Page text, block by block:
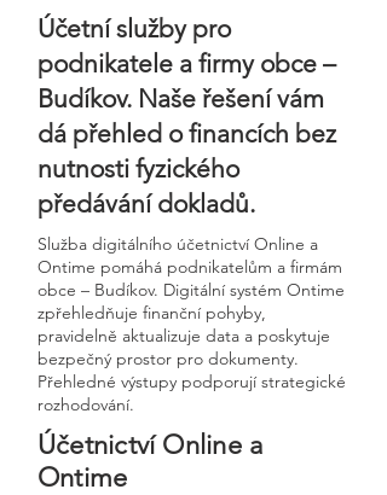
Účetní služby pro
podnikatele a firmy obce –
Budíkov. Naše řešení vám
dá přehled o financích bez
nutnosti fyzického
předávání dokladů.
Služba digitálního účetnictví Online a
Ontime pomáhá podnikatelům a firmám
obce – Budíkov. Digitální systém Ontime
zpřehledňuje finanční pohyby,
pravidelně aktualizuje data a poskytuje
bezpečný prostor pro dokumenty.
Přehledné výstupy podporují strategické
rozhodování.
Účetnictví Online a
Ontime